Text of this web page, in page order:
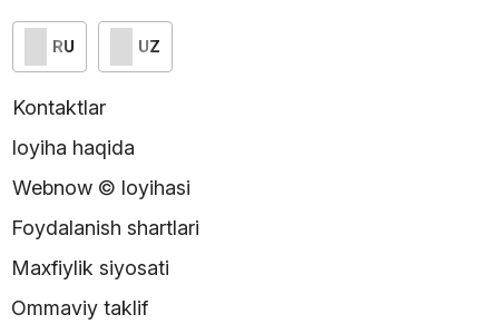
RU UZ
Kontaktlar
loyiha haqida
Webnow © loyihasi
Foydalanish shartlari
Maxfiylik siyosati
Ommaviy taklif